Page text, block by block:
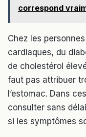
correspond
Chez les
cardiaques, du
de cholestérol
faut pas attribuer
l’estomac. Dans
consulter sans
si les symptômes